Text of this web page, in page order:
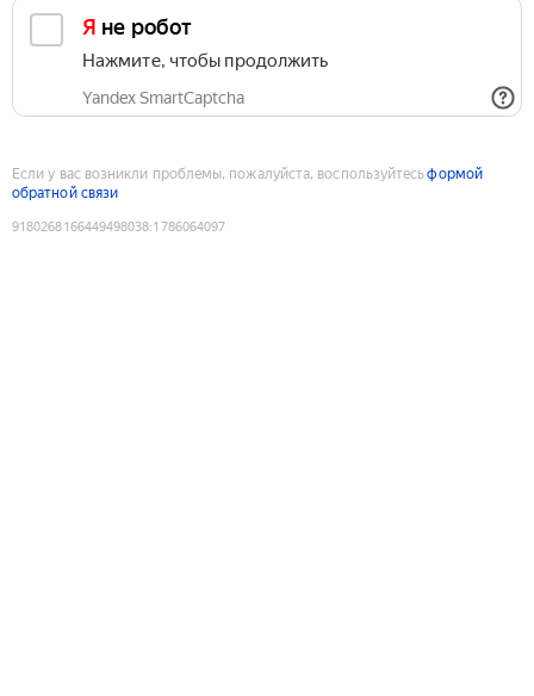
Я не робот
Нажмите, чтобы продолжить
Yandex SmartCaptcha
Если у вас возникли проблемы, пожалуйста, воспользуйтесьформой
обратной связи
9180268166449498038:1786064097